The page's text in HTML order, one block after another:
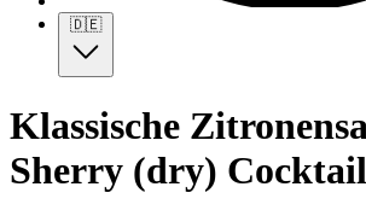
🇩🇪
Klassische
Sherry (dry)